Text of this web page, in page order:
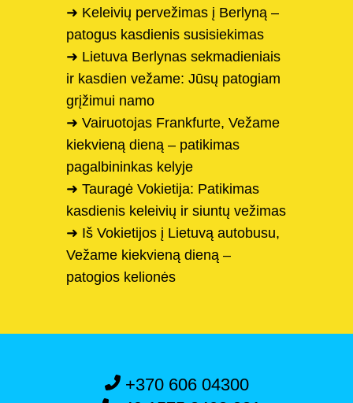
➜ Keleivių pervežimas į Berlyną –
patogus kasdienis susisiekimas
➜ Lietuva Berlynas sekmadieniais
ir kasdien vežame: Jūsų patogiam
grįžimui namo
➜ Vairuotojas Frankfurte, Vežame
kiekvieną dieną – patikimas
pagalbininkas kelyje
➜ Tauragė Vokietija: Patikimas
kasdienis keleivių ir siuntų vežimas
➜ Iš Vokietijos į Lietuvą autobusu,
Vežame kiekvieną dieną –
patogios kelionės
+370 606 04300